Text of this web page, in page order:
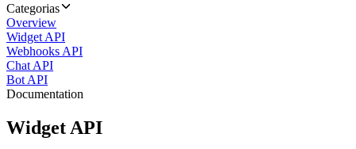
Categorias
Overview
Widget API
Webhooks API
Chat API
Bot API
Documentation
Widget API